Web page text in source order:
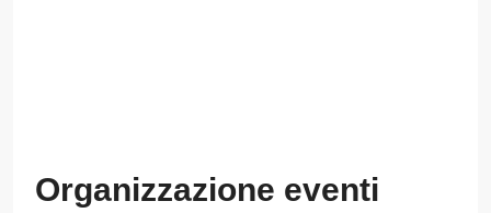
Organizzazione eventi